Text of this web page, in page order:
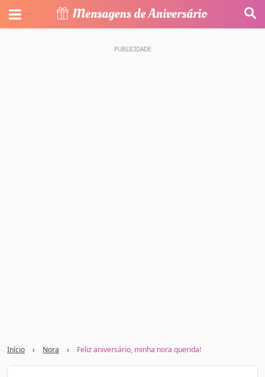
Início › Nora › Feliz aniversário, minha nora querida!